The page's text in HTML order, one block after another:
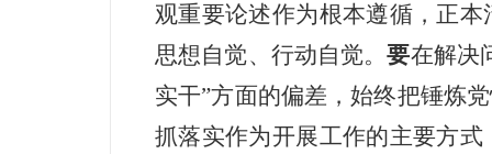
观重要论述作为根本遵循，正
思想自觉、行动自觉。要在解决
实干”方面的偏差，始终把锤炼
抓落实作为开展工作的主要方